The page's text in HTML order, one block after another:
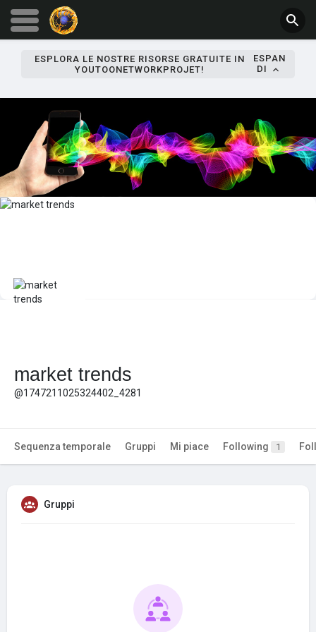
ESPLORA LE NOSTRE RISORSE GRATUITE IN
YOUTOONETWORKPROJET!
ESPAN
DI
market trends
@1747211025324402_4281
Sequenza temporale Gruppi Mi piace Following 1
Gruppi